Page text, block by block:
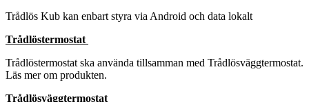
Trådlös Kub kan enbart styra via Android och data lokalt
Trådlöstermostat
Trådlöstermostat ska använda tillsamman med Trådlösväggtermostat.
Läs mer om produkten.
Trådlösväggtermostat